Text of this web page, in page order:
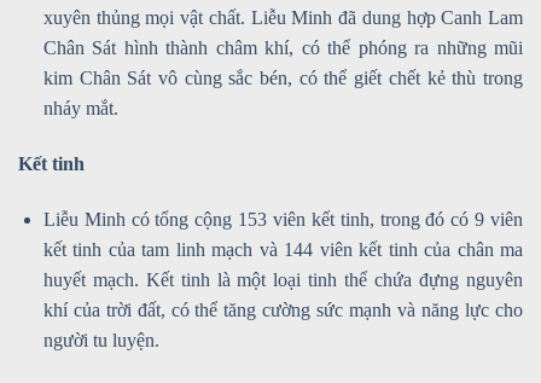
xuyên thủng mọi vật chất. Liễu Minh đã dung hợp Canh Lam
Chân Sát hình thành châm khí, có thể phóng ra những mũi
kim Chân Sát vô cùng sắc bén, có thể giết chết kẻ thù trong
nháy mắt.
Kết tinh
Liễu Minh có tổng cộng 153 viên kết tinh, trong đó có 9 viên
kết tinh của tam linh mạch và 144 viên kết tinh của chân ma
huyết mạch. Kết tinh là một loại tinh thể chứa đựng nguyên
khí của trời đất, có thể tăng cường sức mạnh và năng lực cho
người tu luyện.